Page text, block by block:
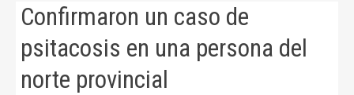
Confirmaron un caso de
psitacosis en una persona del
norte provincial